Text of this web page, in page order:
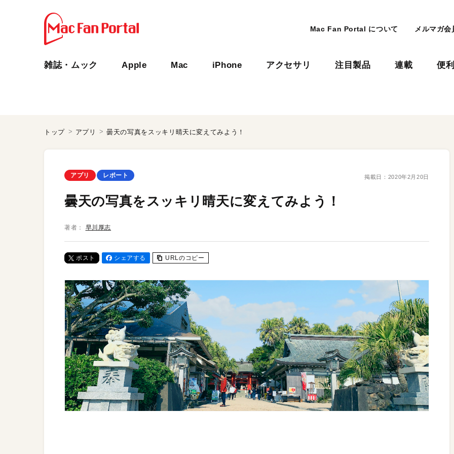
Mac Fan Portal について メルマガ会
雑誌・ムック Apple Mac iPhone アクセサリ 注目製品 連載 便
トップ アプリ 曇天の写真をスッキリ晴天に変えてみよう！
アプリ レポート 掲載日： 2020年2月20日
曇天の写真をスッキリ晴天に変えてみよう！
著者： 早川厚志
ポスト シェアする URLのコピー